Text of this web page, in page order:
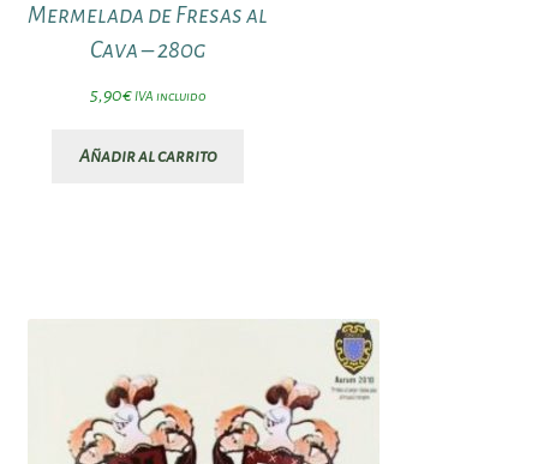
Mermelada de Fresas al
Cava – 280g
5,90€ IVA incluido
Añadir al carrito